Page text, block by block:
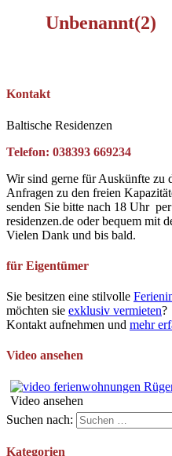
Unbenannt(2)
Kontakt
Baltische Residenzen
Telefon: 038393 669234
Wir sind gerne für Auskünfte zu
Anfragen zu den freien
senden Sie bitte nach 18 Uhr
residenzen.de oder bequem mit
Vielen Dank und bis bald.
für Eigentümer
Sie besitzen eine stilvolle
möchten sie exklusiv vermieten?
Kontakt aufnehmen und mehr
Video ansehen
Video ansehen
Suchen nach:
Kategorien